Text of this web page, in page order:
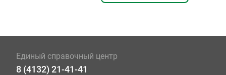
Единый справочный центр
8 (4132) 21-41-41